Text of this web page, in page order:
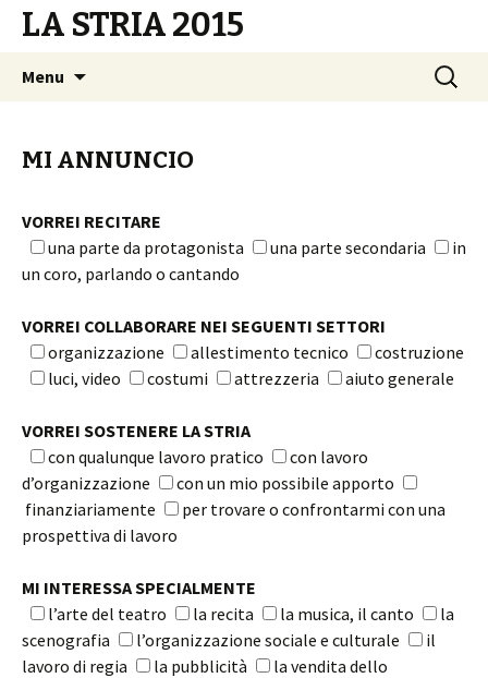
LA STRIA 2015
Menu
Ricerca
per:
MI ANNUNCIO
VORREI RECITARE
una parte da protagonista
una parte secondaria
in
un coro, parlando o cantando
VORREI COLLABORARE NEI SEGUENTI SETTORI
organizzazione
allestimento tecnico
costruzione
luci, video
costumi attrezzeria aiuto generale
VORREI SOSTENERE LA STRIA
con qualunque lavoro pratico
con lavoro
d’organizzazione
con un mio possibile apporto
finanziariamente
per trovare o confrontarmi con una
prospettiva di lavoro
MI INTERESSA SPECIALMENTE
l’arte del teatro
la recita la musica, il canto
la
scenografia
l’organizzazione sociale e culturale
il
lavoro di regia
la pubblicità
la vendita dello